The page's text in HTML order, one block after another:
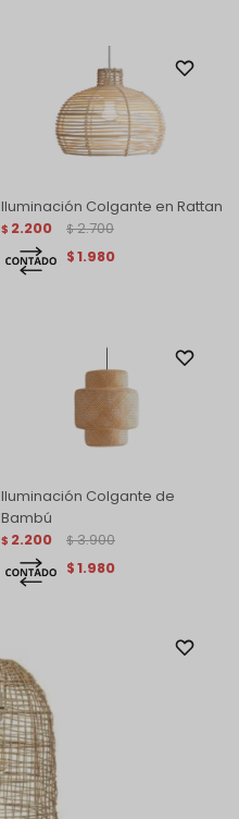
Iluminación Colgante en Rattan
$ 2.200 $ 2.700
$1.980
Iluminación Colgante de
Bambú
$ 2.200 $ 3.900
$1.980